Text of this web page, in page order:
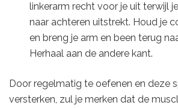
linkerarm recht voor je uit terwijl
naar achteren uitstrekt. Houd je
en breng je arm en been terug
Herhaal aan de andere kant.
Door regelmatig te oefenen en deze
versterken, zul je merken dat de